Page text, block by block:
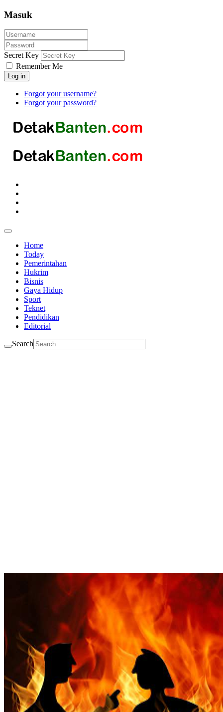
Masuk
Secret Key
Remember Me
Log in
Forgot your username?
Forgot your password?
Home
Today
Pemerintahan
Hukrim
Bisnis
Gaya Hidup
Sport
Teknet
Pendidikan
Editorial
Search